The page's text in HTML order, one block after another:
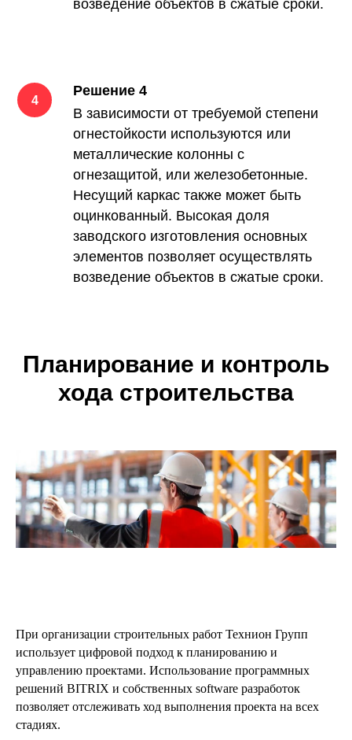
возведение объектов в сжатые сроки.
Решение 4
В зависимости от требуемой степени
огнестойкости используются или
металлические колонны с
огнезащитой, или железобетонные.
Несущий каркас также может быть
оцинкованный. Высокая доля
заводского изготовления основных
элементов позволяет осуществлять
возведение объектов в сжатые сроки.
Планирование и контроль
хода строительства
При организации строительных работ Технион Групп
использует цифровой подход к планированию и
управлению проектами. Использование программных
решений BITRIX и собственных software разработок
позволяет отслеживать ход выполнения проекта на всех
стадиях.